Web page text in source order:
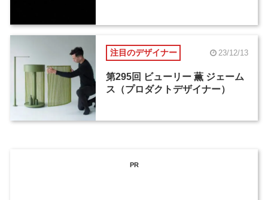
注目のデザイナー 23/12/13
第295回 ビューリー 薫 ジェーム
ス（プロダクトデザイナー）
PR